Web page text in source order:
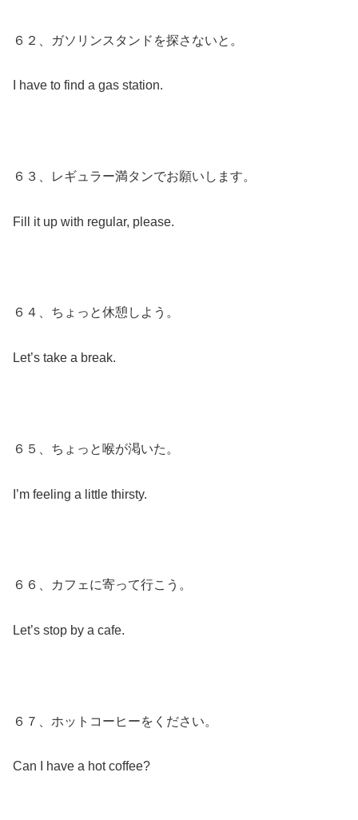
６２、ガソリンスタンドを探さないと。
I have to find a gas station.
６３、レギュラー満タンでお願いします。
Fill it up with regular, please.
６４、ちょっと休憩しよう。
Let’s take a break.
６５、ちょっと喉が渇いた。
I’m feeling a little thirsty.
６６、カフェに寄って行こう。
Let’s stop by a cafe.
６７、ホットコーヒーをください。
Can I have a hot coffee?